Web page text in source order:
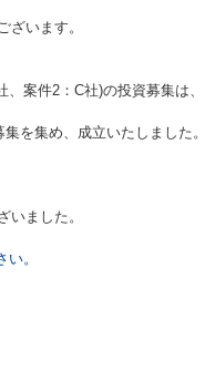
ざいます。
、案件2：C社)の投資募集は、
を集め、成立いたしました
いました。
。